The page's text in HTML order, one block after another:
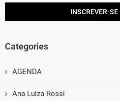
Categories
AGENDA
Ana Luiza Rossi